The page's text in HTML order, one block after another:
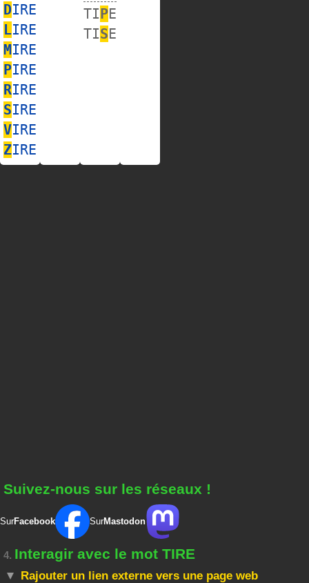
DIRE
LIRE
MIRE
PIRE
RIRE
SIRE
VIRE
ZIRE
TIPE
TISE
Suivez-nous sur les réseaux !
SurFacebook SurMastodon
4. Interagir avec le mot TIRE
Rajouter un lien externe vers une page web